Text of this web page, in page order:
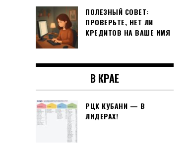
ПОЛЕЗНЫЙ СОВЕТ:
ПРОВЕРЬТЕ, НЕТ ЛИ
КРЕДИТОВ НА ВАШЕ ИМЯ
В КРАЕ
РЦК КУБАНИ — В
ЛИДЕРАХ!